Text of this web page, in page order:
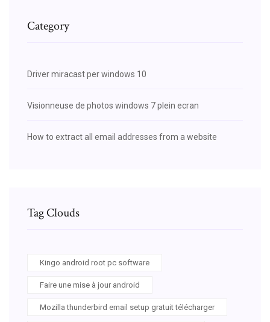
Category
Driver miracast per windows 10
Visionneuse de photos windows 7 plein ecran
How to extract all email addresses from a website
Tag Clouds
Kingo android root pc software
Faire une mise à jour android
Mozilla thunderbird email setup gratuit télécharger